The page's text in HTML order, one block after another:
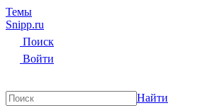
Темы
Snipp.ru
Поиск
Войти
Найти